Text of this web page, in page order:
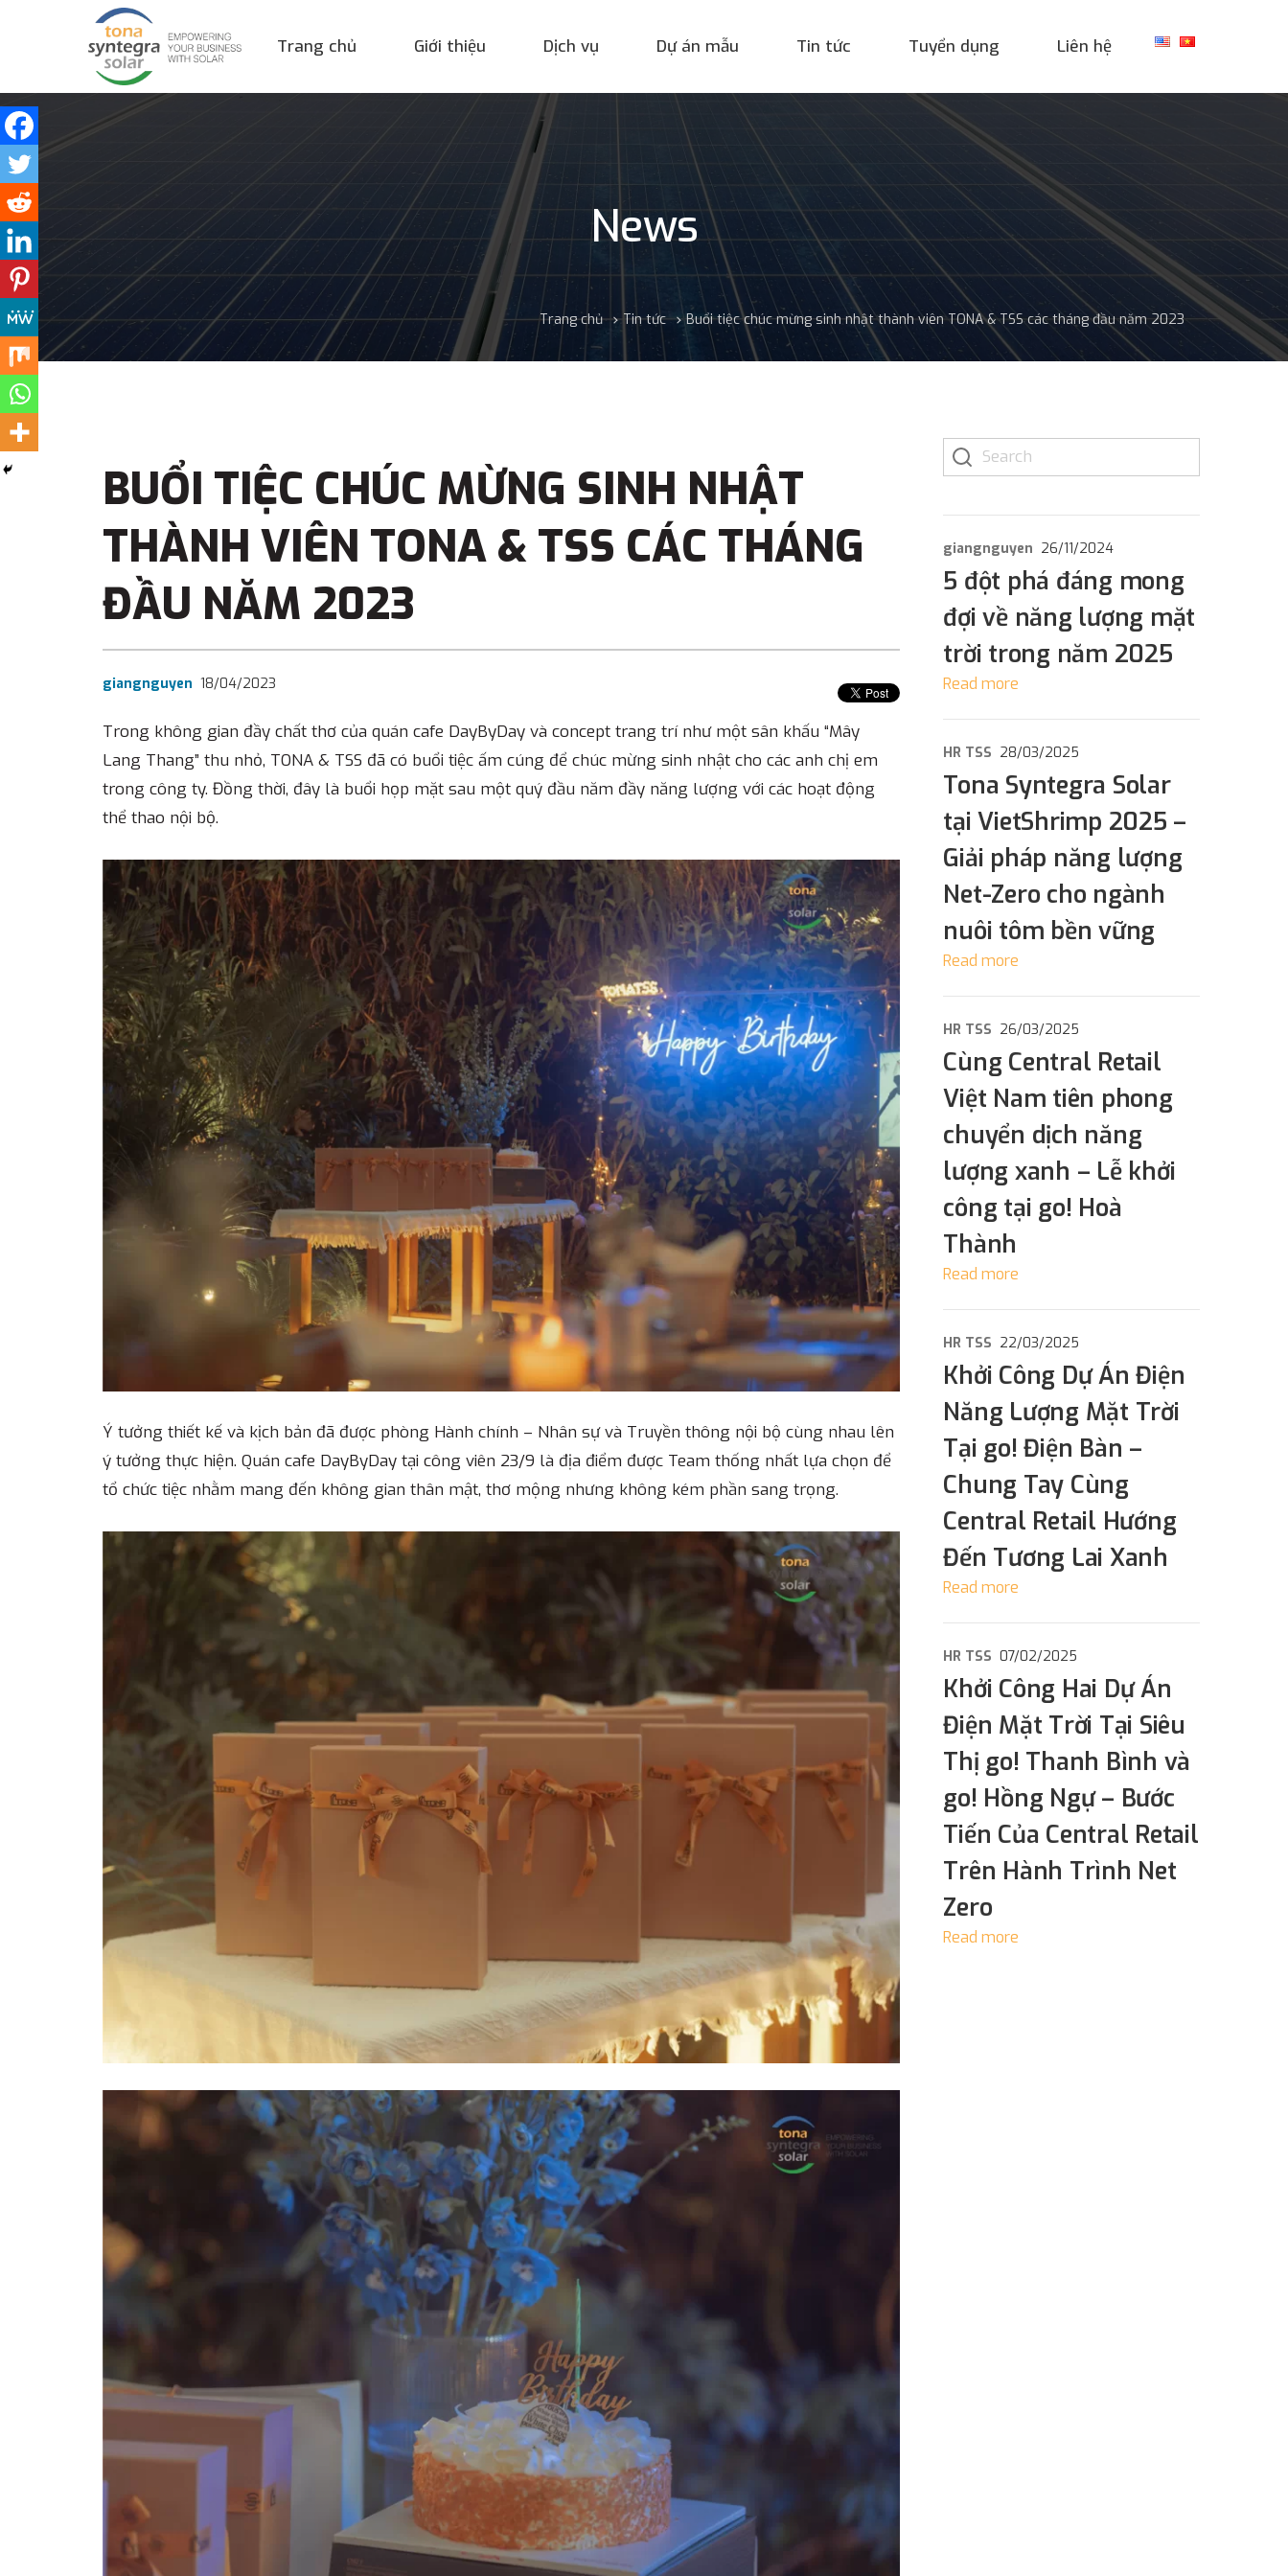
Trang chủ Giới thiệu Dịch vụ Dự án mẫu Tin tức Tuyển dụng Liên hệ
News
Trang chủ Tin tức Buổi tiệc chúc mừng sinh nhật thành viên TONA & TSS các tháng đầu năm 2023
BUỔI TIỆC CHÚC MỪNG SINH NHẬT
THÀNH VIÊN TONA & TSS CÁC THÁNG
ĐẦU NĂM 2023
giangnguyen 18/04/2023
Trong không gian đầy chất thơ của quán cafe DayByDay và concept trang trí như một sân khấu “Mây
Lang Thang” thu nhỏ, TONA & TSS đã có buổi tiệc ấm cúng để chúc mừng sinh nhật cho các anh chị em
trong công ty. Đồng thời, đây là buổi họp mặt sau một quý đầu năm đầy năng lượng với các hoạt động
thể thao nội bộ.
Ý tưởng thiết kế và kịch bản đã được phòng Hành chính – Nhân sự và Truyền thông nội bộ cùng nhau lên
ý tưởng thực hiện. Quán cafe DayByDay tại công viên 23/9 là địa điểm được Team thống nhất lựa chọn để
tổ chức tiệc nhằm mang đến không gian thân mật, thơ mộng nhưng không kém phần sang trọng.
giangnguyen 26/11/2024
5 đột phá đáng mong
đợi về năng lượng mặt
trời trong năm 2025
Read more
HR TSS 28/03/2025
Tona Syntegra Solar
tại VietShrimp 2025 –
Giải pháp năng lượng
Net-Zero cho ngành
nuôi tôm bền vững
Read more
HR TSS 26/03/2025
Cùng Central Retail
Việt Nam tiên phong
chuyển dịch năng
lượng xanh – Lễ khởi
công tại go! Hoà
Thành
Read more
HR TSS 22/03/2025
Khởi Công Dự Án Điện
Năng Lượng Mặt Trời
Tại go! Điện Bàn –
Chung Tay Cùng
Central Retail Hướng
Đến Tương Lai Xanh
Read more
HR TSS 07/02/2025
Khởi Công Hai Dự Án
Điện Mặt Trời Tại Siêu
Thị go! Thanh Bình và
go! Hồng Ngự – Bước
Tiến Của Central Retail
Trên Hành Trình Net
Zero
Read more